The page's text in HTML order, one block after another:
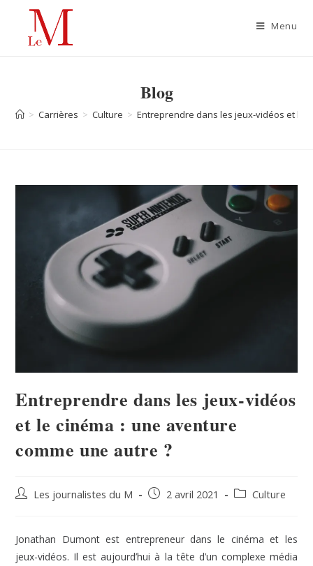
Menu
Blog
> Carrières > Culture > Entreprendre dans les jeux-vidéos et le
Entreprendre dans les jeux-vidéos
et le cinéma : une aventure
comme une autre ?
Les journalistes du M 2 avril 2021 Culture
Jonathan Dumont est entrepreneur dans le cinéma et les
jeux-vidéos. Il est aujourd’hui à la tête d’un complexe média